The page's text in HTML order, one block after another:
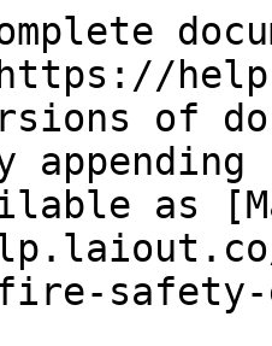
of
as
fire-